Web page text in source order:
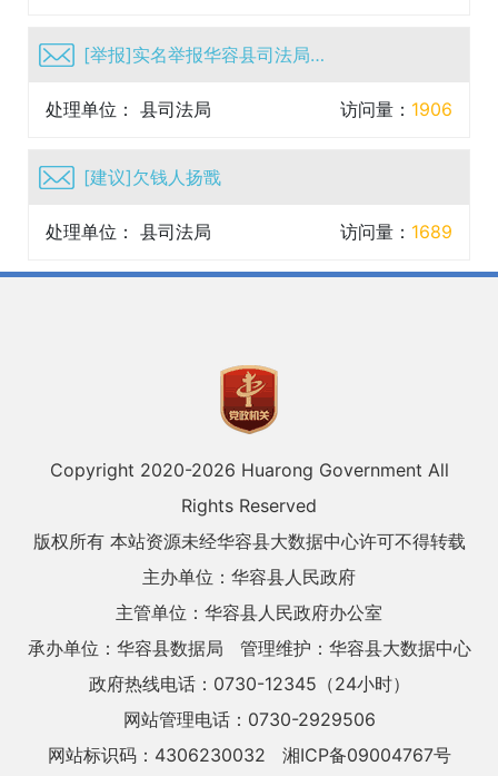
[举报]实名举报华容县司法局白丹严重违纪违法行为，作为国...
处理单位： 县司法局 访问量： 1906
[建议]欠钱人扬戬
处理单位： 县司法局 访问量： 1689
Copyright 2020-2026 Huarong Government All
Rights Reserved
版权所有 本站资源未经华容县大数据中心许可不得转载
主办单位：华容县人民政府
主管单位：华容县人民政府办公室
承办单位：华容县数据局
管理维护：华容县大数据中心
政府热线电话：0730-12345（24小时）
网站管理电话：0730-2929506
网站标识码：4306230032
湘ICP备09004767号